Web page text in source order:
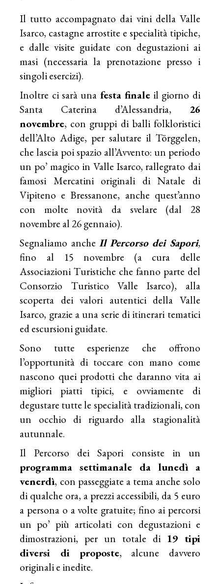
Il tutto accompagnato dai vini della Valle
Isarco, castagne arrostite e specialità tipiche,
e dalle visite guidate con degustazioni ai
masi (necessaria la prenotazione presso i
singoli esercizi).
Inoltre ci sarà una festa finaleil giorno di
Santa Caterina d’Alessandria, 26
novembre, con gruppi di balli folkloristici
dell’Alto Adige, per salutare il Törggelen,
che lascia poi spazio all’Avvento: un periodo
un po’ magico in Valle Isarco, rallegrato dai
famosi Mercatini originali di Natale di
Vipiteno e Bressanone, anche quest’anno
con molte novità da svelare (dal 28
novembre al 26 gennaio).
Segnaliamo anche Il Percorso dei Sapori,
fino al 15 novembre (a cura delle
Associazioni Turistiche che fanno parte del
Consorzio Turistico Valle Isarco), alla
scoperta dei valori autentici della Valle
Isarco, grazie a una serie di itinerari tematici
ed escursioni guidate.
Sono tutte esperienze che offrono
l’opportunità di toccare con mano come
nascono quei prodotti che daranno vita ai
migliori piatti tipici, e ovviamente di
degustare tutte le specialità tradizionali, con
un occhio di riguardo alla stagionalità
autunnale.
Il Percorso dei Sapori consiste in un
programma settimanale da lunedì a
venerdì, con passeggiate a tema anche solo
di qualche ora, a prezzi accessibili, da 5 euro
a persona o a volte gratuite; fino ai percorsi
un po’ più articolati con degustazioni e
dimostrazioni, per un totale di 19 tipi
diversi di proposte, alcune davvero
originali e inedite.